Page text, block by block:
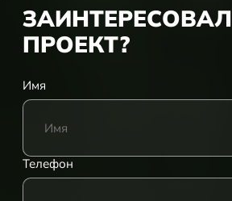
ЗАИНТЕРЕСОВАЛ
ПРОЕКТ?
Имя
Телефон